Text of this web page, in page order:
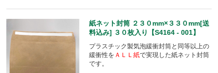
紙ネット封筒 ２３０mm×３３０mm[送
料込み] ３０枚入り【S4164 - 001】
プラスチック製気泡緩衝封筒と同等以上の
緩衝性を ＡＬＬ紙で実現した紙ネット封筒
です。